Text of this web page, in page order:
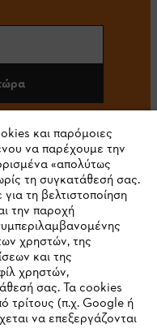
#STIHL
και παρόμοιες
να παρέχουμε την
«απολύτως
τη συγκατάθεσή σας.
τη βελτιστοποίηση
την παροχή
χρηστών, της
και της
χρηστών,
σας. Τα cookies
τρίτους (π.χ. Google ή
να επεξεργάζονται